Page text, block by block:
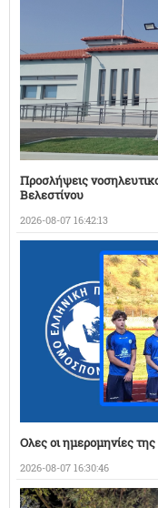
Προσλήψεις
Βελεστίνου
2026-08-07 16:42:13
Ολες οι ημερομηνίες
2026-08-07 16:30:46